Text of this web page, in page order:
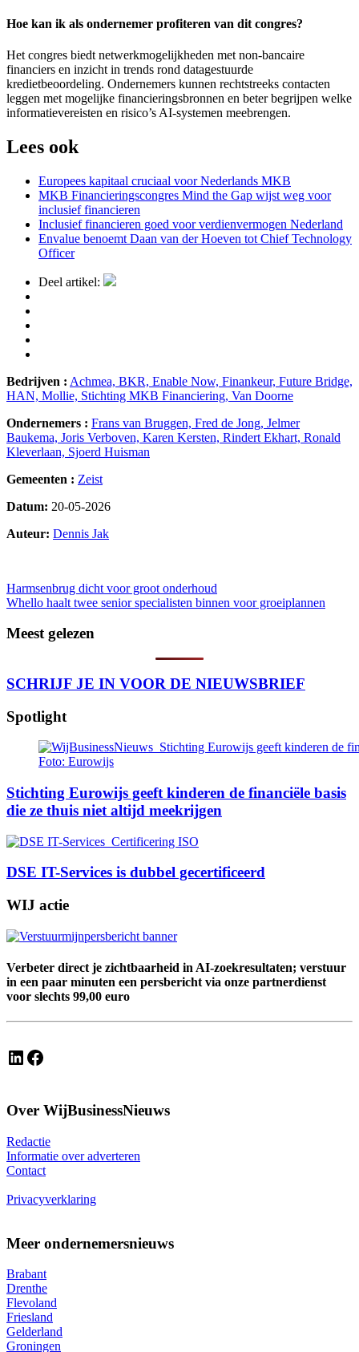
Hoe kan ik als ondernemer profiteren van dit congres?
Het congres biedt netwerkmogelijkheden met non-bancaire
financiers en inzicht in trends rond datagestuurde
kredietbeoordeling. Ondernemers kunnen rechtstreeks contacten
leggen met mogelijke financieringsbronnen en beter begrijpen welke
informatievereisten en risico’s AI-systemen meebrengen.
Lees ook
Europees kapitaal cruciaal voor Nederlands MKB
MKB Financieringscongres Mind the Gap wijst weg voor
inclusief financieren
Inclusief financieren goed voor verdienvermogen Nederland
Envalue benoemt Daan van der Hoeven tot Chief Technology
Officer
Deel artikel:
Bedrijven : Achmea, BKR, Enable Now, Finankeur, Future Bridge,
HAN, Mollie, Stichting MKB Financiering, Van Doorne
Ondernemers : Frans van Bruggen, Fred de Jong, Jelmer
Baukema, Joris Verboven, Karen Kersten, Rindert Ekhart, Ronald
Kleverlaan, Sjoerd Huisman
Gemeenten : Zeist
Datum: 20-05-2026
Auteur: Dennis Jak
Bericht
navigatie
Harmsenbrug dicht voor groot onderhoud
Whello haalt twee senior specialisten binnen voor groeiplannen
Meest gelezen
SCHRIJF JE IN VOOR DE NIEUWSBRIEF
Spotlight
Foto: Eurowijs
Stichting Eurowijs geeft kinderen de financiële basis
die ze thuis niet altijd meekrijgen
DSE IT-Services is dubbel gecertificeerd
WIJ actie
Verbeter direct je zichtbaarheid in AI-zoekresultaten; verstuur
in een paar minuten een persbericht via onze partnerdienst
voor slechts 99,00 euro
LinkedIn Facebook
Over WijBusinessNieuws
Redactie
Informatie over adverteren
Contact
Privacyverklaring
Meer ondernemersnieuws
Brabant
Drenthe
Flevoland
Friesland
Gelderland
Groningen